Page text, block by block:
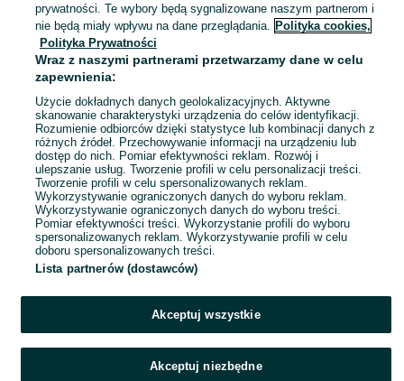
34 500 zł
Serock
03 sierpnia 2026
1983 - 7 200 km
1 2 3 ... 7
prywatności. Te wybory będą sygnalizowane naszym partnerom i
nie będą miały wpływu na dane przeglądania. Polityka cookies,
Polityka Prywatności
Wraz z naszymi partnerami przetwarzamy dane w celu
zapewnienia:
Użycie dokładnych danych geolokalizacyjnych. Aktywne
skanowanie charakterystyki urządzenia do celów identyfikacji.
Rozumienie odbiorców dzięki statystyce lub kombinacji danych z
różnych źródeł. Przechowywanie informacji na urządzeniu lub
dostęp do nich. Pomiar efektywności reklam. Rozwój i
ulepszanie usług. Tworzenie profili w celu personalizacji treści.
Tworzenie profili w celu spersonalizowanych reklam.
Wykorzystywanie ograniczonych danych do wyboru reklam.
Wykorzystywanie ograniczonych danych do wyboru treści.
Pomiar efektywności treści. Wykorzystanie profili do wyboru
spersonalizowanych reklam. Wykorzystywanie profili w celu
doboru spersonalizowanych treści.
Lista partnerów (dostawców)
Akceptuj wszystkie
Akceptuj niezbędne